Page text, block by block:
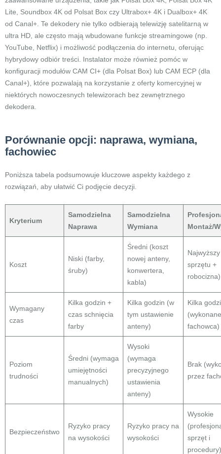
Lite, Soundbox 4K od Polsat Box czy Ultrabox+ 4K i Dualbox+ 4K
od Canal+. Te dekodery nie tylko odbierają telewizję satelitarną w
ultra HD, ale często mają wbudowane funkcje streamingowe (np.
YouTube, Netflix) i możliwość podłączenia do internetu, oferując
hybrydowy odbiór treści. Instalator może również pomóc w
konfiguracji modułów CAM CI+ (dla Polsat Box) lub CAM ECP (dla
Canal+), które pozwalają na korzystanie z oferty komercyjnej w
niektórych nowoczesnych telewizorach bez zewnętrznego
dekodera.
Porównanie opcji: naprawa, wymiana,
fachowiec
Poniższa tabela podsumowuje kluczowe aspekty każdego z
rozwiązań, aby ułatwić Ci podjęcie decyzji.
Kryterium
Samodzielna
Naprawa
Samodzielna
Wymiana
Montaż/
Koszt
Niski (farby,
śruby)
Średni (koszt
nowej anteny,
konwertera,
kabla)
sprzętu +
robocizna)
Wymagany
czas
Kilka godzin +
czas schnięcia
farby
Kilka godzin (w
tym ustawienie
anteny)
Kilka
fachowca)
Poziom
trudności
Średni (wymaga
umiejętności
manualnych)
Wysoki
(wymaga
precyzyjnego
ustawienia
anteny)
Brak
przez
Bezpieczeństwo
Ryzyko pracy
na wysokości
Ryzyko pracy na
wysokości
Wysokie
sprzęt i
procedury)